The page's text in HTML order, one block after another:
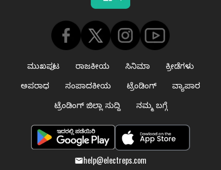
ಮುಖಪುಟ ರಾಜಕೀಯ ಸಿನಿಮಾ
ಕ್ರೀಡೆಗಳು
ಅಪರಾಧ
ಸಂಪಾದಕೀಯ ಟ್ರೆಂಡಿಂಗ್
ವ್ಯಾಪಾರ
ಟ್ರೆಂಡಿಂಗ್ ಜಿಲ್ಲಾ ಸುದ್ದಿ
ನಮ್ಮ ಬಗ್ಗೆ
help@electreps.com